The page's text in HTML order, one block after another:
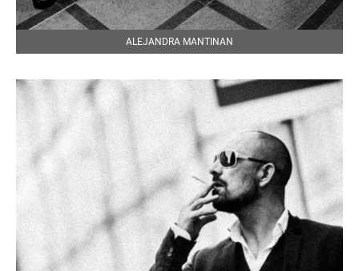
ALEJANDRA MANTINAN